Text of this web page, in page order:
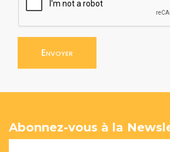
Envoyer
Abonnez-vous à la